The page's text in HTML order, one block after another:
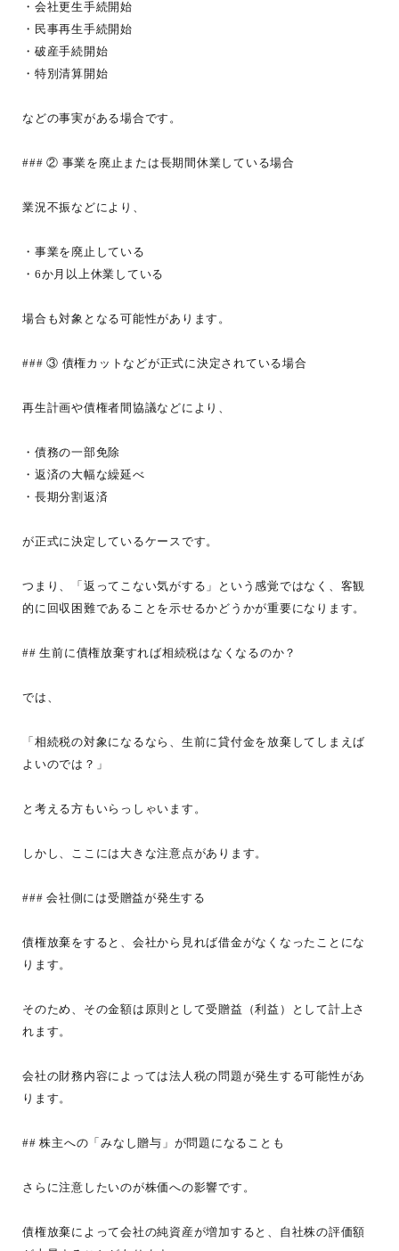
・会社更生手続開始
・民事再生手続開始
・破産手続開始
・特別清算開始
などの事実がある場合です。
### ② 事業を廃止または長期間休業している場合
業況不振などにより、
・事業を廃止している
・6か月以上休業している
場合も対象となる可能性があります。
### ③ 債権カットなどが正式に決定されている場合
再生計画や債権者間協議などにより、
・債務の一部免除
・返済の大幅な繰延べ
・長期分割返済
が正式に決定しているケースです。
つまり、「返ってこない気がする」という感覚ではなく、客観
的に回収困難であることを示せるかどうかが重要になります。
## 生前に債権放棄すれば相続税はなくなるのか？
では、
「相続税の対象になるなら、生前に貸付金を放棄してしまえば
よいのでは？」
と考える方もいらっしゃいます。
しかし、ここには大きな注意点があります。
### 会社側には受贈益が発生する
債権放棄をすると、会社から見れば借金がなくなったことにな
ります。
そのため、その金額は原則として受贈益（利益）として計上さ
れます。
会社の財務内容によっては法人税の問題が発生する可能性があ
ります。
## 株主への「みなし贈与」が問題になることも
さらに注意したいのが株価への影響です。
債権放棄によって会社の純資産が増加すると、自社株の評価額